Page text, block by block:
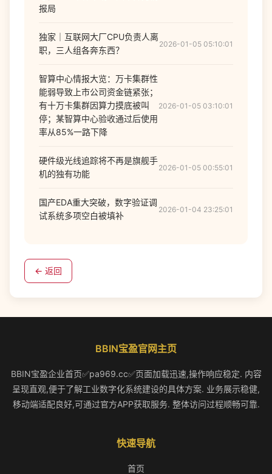
报局
独家｜互联网大厂CPU负责人离
职，三人组各奔东西？
2026-01-05 05:10:01
智算中心情报大览：万卡集群性
能弱导致上市公司资金链紧张；
有十万卡集群因算力摸底被叫
停；某智算中心验收通过后使用
率从85%一路下降
2026-01-05 03:10:01
硬件级光线追踪将不再是旗舰手
机的独有功能
2026-01-05 00:55:01
国产EDA重大突破，数字验证调
试系统多项空白被填补
2026-01-04 23:25:01
← 返回
BBIN宝盈官网主页
BBIN宝盈企业首页✅pa969.cc✅页面加载迅速,操作响应稳定. 内容
呈现直观,便于了解工业数字化系统建设的具体方案. 业务展示稳健,
移动端适配良好,可通过官方APP获取服务. 整体访问过程顺畅可靠.
快速导航
首页